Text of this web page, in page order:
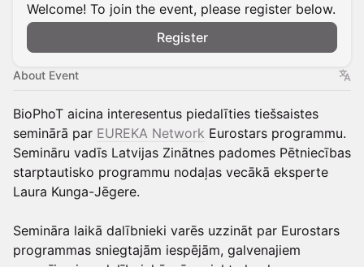
Welcome! To join the event, please register below.
Register
About Event
BioPhoT aicina interesentus piedalīties tiešsaistes
seminārā par EUREKA Network Eurostars programmu.
Semināru vadīs Latvijas Zinātnes padomes Pētniecības
starptautisko programmu nodaļas vecākā eksperte
Laura Kunga-Jēgere.
Semināra laikā dalībnieki varēs uzzināt par Eurostars
programmas sniegtajām iespējām, galvenajiem